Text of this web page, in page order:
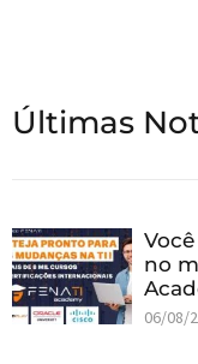
Últimas
no
06/08/